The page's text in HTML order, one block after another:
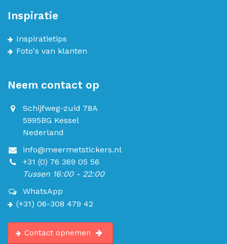
Inspiratie
Inspiratietips
Foto's van klanten
Neem contact op
Schijfweg-zuid 78A
5995BG Kessel
Nederland
info@meermetstickers.nl
+31 (0) 76 369 05 56
Tussen 16:00 - 22:00
WhatsApp
(+31) 06-308 479 42
Contact opnemen